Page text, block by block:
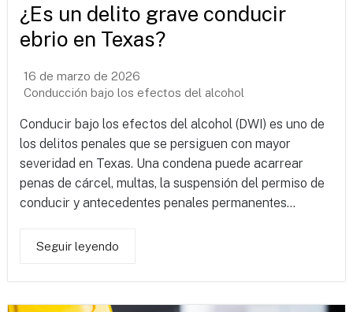
¿Es un delito grave conducir
ebrio en Texas?
16 de marzo de 2026
Conducción bajo los efectos del alcohol
Conducir bajo los efectos del alcohol (DWI) es uno de
los delitos penales que se persiguen con mayor
severidad en Texas. Una condena puede acarrear
penas de cárcel, multas, la suspensión del permiso de
conducir y antecedentes penales permanentes...
Seguir leyendo